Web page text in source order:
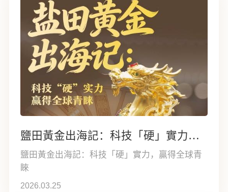
鹽田黃金出海記：科技「硬」實力，贏得全球青睞
鹽田黃金出海記：科技「硬」實力，贏得全球青
睞
2026.03.25